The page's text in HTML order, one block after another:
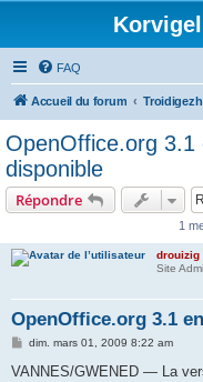
FAQ
Accueil du forum
OpenOffice.org
disponible
Répondre
1
drouizig
Site
OpenOffice.org 3.1
M
s
dim. mars 01, 2009 8:22 am
VANNES/GWENED — La